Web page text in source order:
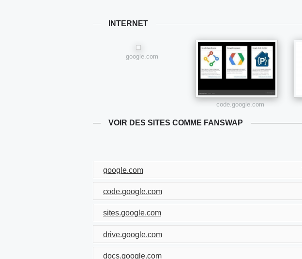
INTERNET
google.com
code.google.com
VOIR DES SITES COMME FANSWAP
google.com
code.google.com
sites.google.com
drive.google.com
docs.google.com